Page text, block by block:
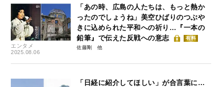
エンタメ
2025.08.06
「あの時、広島の人たちは、もっと熱か
ったのでしょうね」美空ひばりのつぶや
きに込められた平和への祈り…『一本の
鉛筆』で伝えた反戦への意志
有料
佐藤剛
「日経に紹介してほしい」が合言葉に…